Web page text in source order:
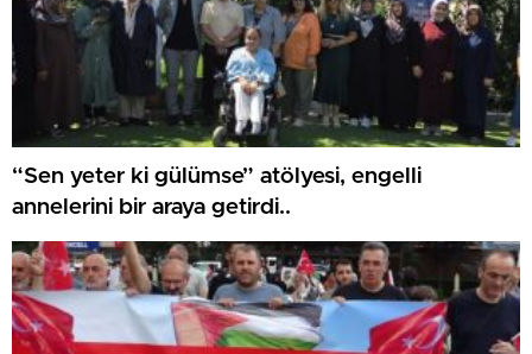
“Sen yeter ki gülümse” atölyesi, engelli
annelerini bir araya getirdi..